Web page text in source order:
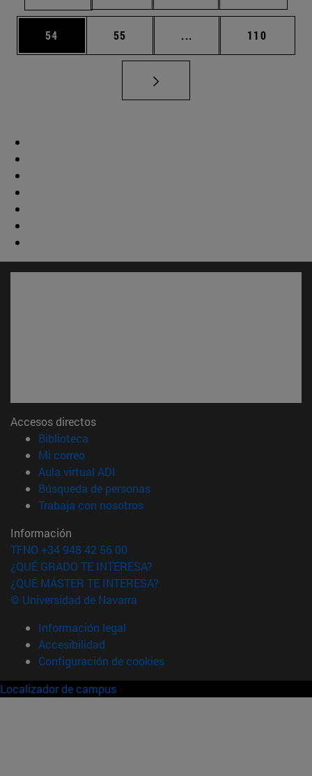
Página
54 Página
55 ... Páginas intermedias
Página
110
Accesos directos
Biblioteca
Mi correo(abre en nueva ventana)
Aula virtual ADI
Búsqueda de personas(abre en nueva ventana)
Trabaja con nosotros(abre en nueva ventana)
Información
TFNO +34 948 42 56 00
¿QUÉ GRADO TE INTERESA?
¿QUÉ MÁSTER TE INTERESA?
© Universidad de Navarra
Información legal
Accesibilidad
Configuración de cookies
Localizador de campus